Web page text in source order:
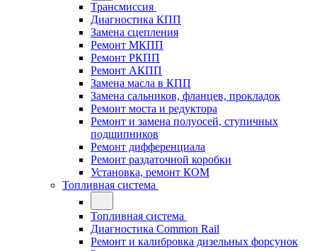
Трансмиссия
Диагностика КПП
Замена сцепления
Ремонт МКПП
Ремонт РКПП
Ремонт АКПП
Замена масла в КПП
Замена сальников, фланцев, прокладок
Ремонт моста и редуктора
Ремонт и замена полуосей, ступичных
подшипников
Ремонт дифференциала
Ремонт раздаточной коробки
Установка, ремонт КОМ
Топливная система
Топливная система
Диагностика Common Rail
Ремонт и калибровка дизельных форсунок